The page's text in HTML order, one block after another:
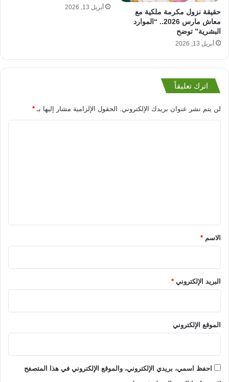
حقيقة نزول مكرمة ملكية مع
معاش مارس 2026.. “الموارد
البشرية” توضح
أبريل 13, 2026
أبريل 13, 2026
اترك تعليقاً
لن يتم نشر عنوان بريدك الإلكتروني. الحقول الإلزامية مشار إليها بـ *
*الاسم *
البريد الإلكتروني *
الموقع الإلكتروني
احفظ اسمي، بريدي الإلكتروني، والموقع الإلكتروني في هذا المتصفح